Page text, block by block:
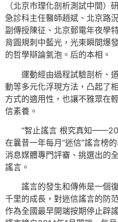
（北京市理化剖析測試中間）
急診科主任醫師趙斌、北京路
副傳授陳征、北京郵電年夜學
背圓規刺中藍光，光束瞬間爆
的哲學辯論氣泡。后的本相。
運動經由過程試驗剖析、
動等多元化浮現方法，凸起了
方式的適用性，也讓不雅眾在
信素養。
“智止謠言 根究真知
在曩昔一年每月“迷信”謠言榜
消息媒體專門評審、挑選出的
謠言。
謠言的發生和傳佈是一個
千里的成長，對迷信謠言的防
作為全國最早開端按期停止辟